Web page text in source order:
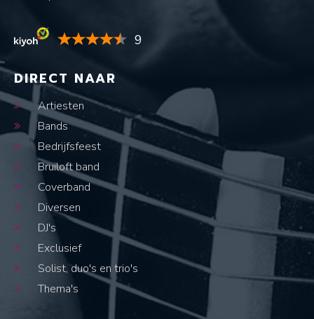
9
DIRECT NAAR
Artiesten
Bands
Bedrijfsfeest
Bruiloft band
Coverband
Diversen
DJ's
Exclusief
Solist, duo's en trio's
Thema's